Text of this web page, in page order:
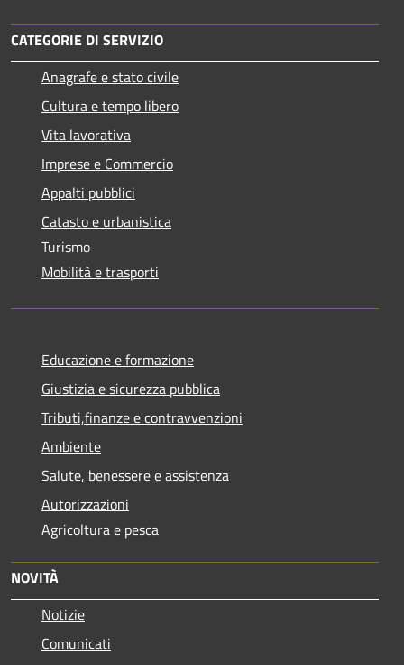
CATEGORIE DI SERVIZIO
Anagrafe e stato civile
Cultura e tempo libero
Vita lavorativa
Imprese e Commercio
Appalti pubblici
Catasto e urbanistica
Turismo
Mobilità e trasporti
Educazione e formazione
Giustizia e sicurezza pubblica
Tributi,finanze e contravvenzioni
Ambiente
Salute, benessere e assistenza
Autorizzazioni
Agricoltura e pesca
NOVITÀ
Notizie
Comunicati